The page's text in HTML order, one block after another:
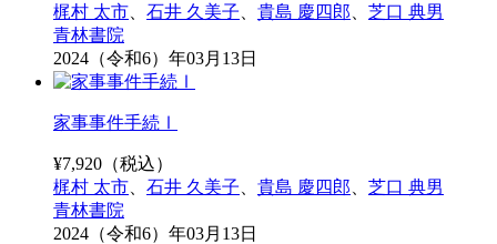
梶村 太市
石井 久美子 貴島 慶四郎
芝口 典男
青林書院
2024（令和6）年03月13日
家事事件手続Ⅰ
¥7,920 （税込）
梶村 太市
石井 久美子 貴島 慶四郎
芝口 典男
青林書院
2024（令和6）年03月13日